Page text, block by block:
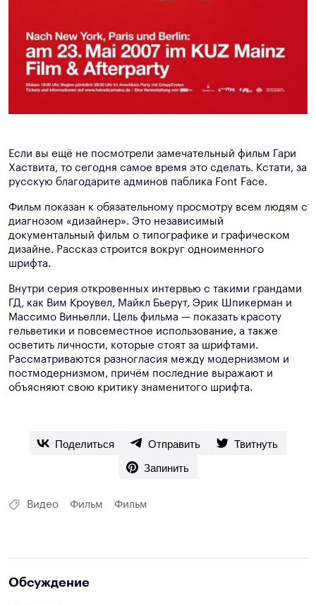
Если вы ещё не посмотрели замечательный фильм Гари
Хаствита, то сегодня самое время это сделать. Кстати, за
русскую благодарите админов паблика Font Face.
Фильм показан к обязательному просмотру всем людям с
диагнозом «дизайнер». Это независимый
документальный фильм о типографике и графическом
дизайне. Рассказ строится вокруг одноименного
шрифта.
Внутри серия откровенных интервью с такими грандами
ГД, как Вим Кроувел, Майкл Бьерут, Эрик Шпикерман и
Массимо Виньелли. Цель фильма — показать красоту
гельветики и повсеместное использование, а также
осветить личности, которые стоят за шрифтами.
Рассматриваются разногласия между модернизмом и
постмодернизмом, причём последние выражают и
объясняют свою критику знаменитого шрифта.
Поделиться Отправить
Твитнуть
Запинить
Видео Фильм Фильм
Обсуждение